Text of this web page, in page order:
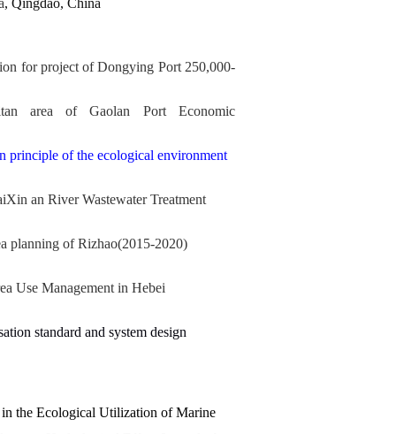
for project of Dongying Port 250,000-
area of Gaolan Port Economic
principle of the ecological environment
Xin an RiverWastewaterTreatment
planning of Rizhao(2015-2020)
Use Management in Hebei
standard and system design
the Ecological Utilization of Marine